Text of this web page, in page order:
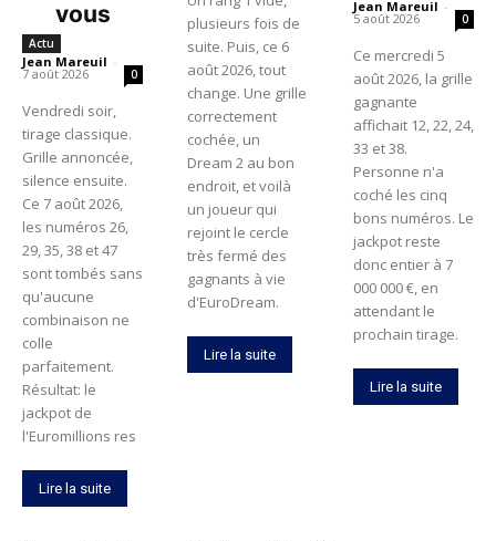
vous
Actu
Jean Mareuil -
7 août 2026 0
Vendredi soir,
tirage classique.
Grille annoncée,
silence ensuite.
Ce 7 août 2026,
les numéros 26,
29, 35, 38 et 47
sont tombés sans
qu'aucune
combinaison ne
colle
parfaitement.
Résultat: le
jackpot de
l'Euromillions res
Lire la suite
plusieurs fois de
suite. Puis, ce 6
août 2026, tout
change. Une grille
correctement
cochée, un
Dream 2 au bon
endroit, et voilà
un joueur qui
rejoint le cercle
très fermé des
gagnants à vie
d'EuroDream.
Lire la suite
Jean Mareuil -
5 août 2026 0
Ce mercredi 5
août 2026, la grille
gagnante
affichait 12, 22, 24,
33 et 38.
Personne n'a
coché les cinq
bons numéros. Le
jackpot reste
donc entier à 7
000 000 €, en
attendant le
prochain tirage.
Lire la suite